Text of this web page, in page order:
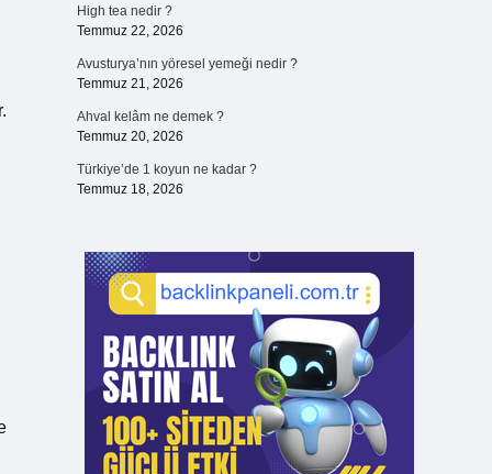
High tea nedir ?
Temmuz 22, 2026
Avusturya’nın yöresel yemeği nedir ?
Temmuz 21, 2026
Ahval kelâm ne demek ?
Temmuz 20, 2026
Türkiye’de 1 koyun ne kadar ?
Temmuz 18, 2026